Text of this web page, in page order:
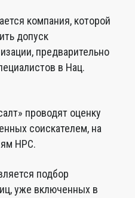
компания, которой
допуск
предварительно
в Нац.
проводят оценку
соискателем, на
НРС.
подбор
уже включенных в